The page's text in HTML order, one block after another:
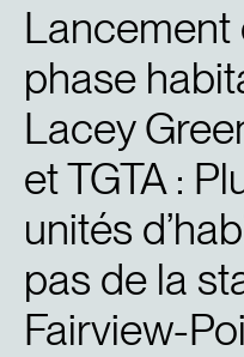
Lancement
phase
Lacey
et TGTA :
unités
pas de la
Fairview-